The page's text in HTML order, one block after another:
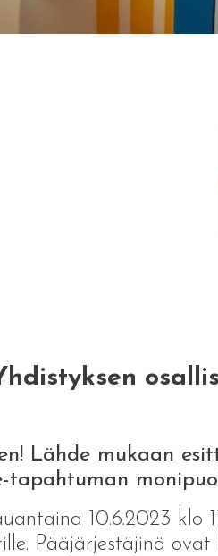
Lähde mukaan
tapahtuman
10.6.2023 klo
Pääjärjestäjinä